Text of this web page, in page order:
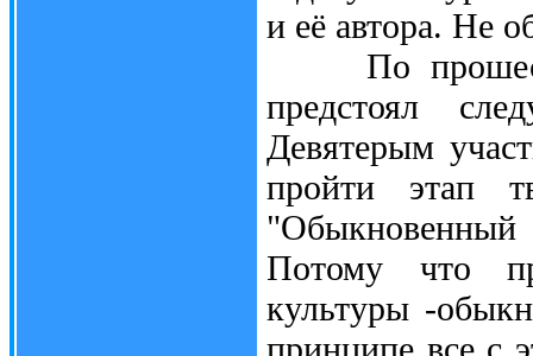
и её автора. Не
По
предстоял
Девятерым
пройти этап
Потому что
культуры -